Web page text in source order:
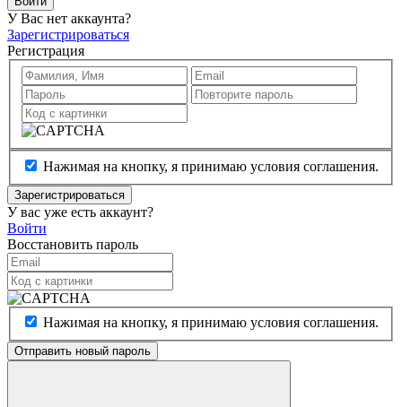
У Вас нет аккаунта?
Зарегистрироваться
Регистрация
Нажимая на кнопку, я принимаю условия соглашения.
Зарегистрироваться
У вас уже есть аккаунт?
Войти
Восстановить пароль
Нажимая на кнопку, я принимаю условия соглашения.
Отправить новый пароль